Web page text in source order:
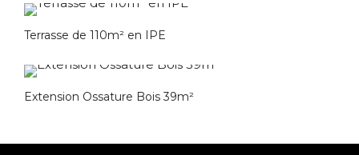
Terrasse de 110m² en IPE
Extension Ossature Bois 39m²